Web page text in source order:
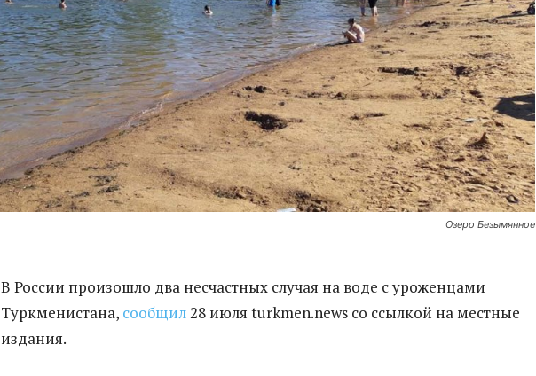
Озеро Безымянное
В России произошло два несчастных случая на воде с уроженцами
Туркменистана, сообщил28 июля turkmen.news со ссылкой на местные
издания.